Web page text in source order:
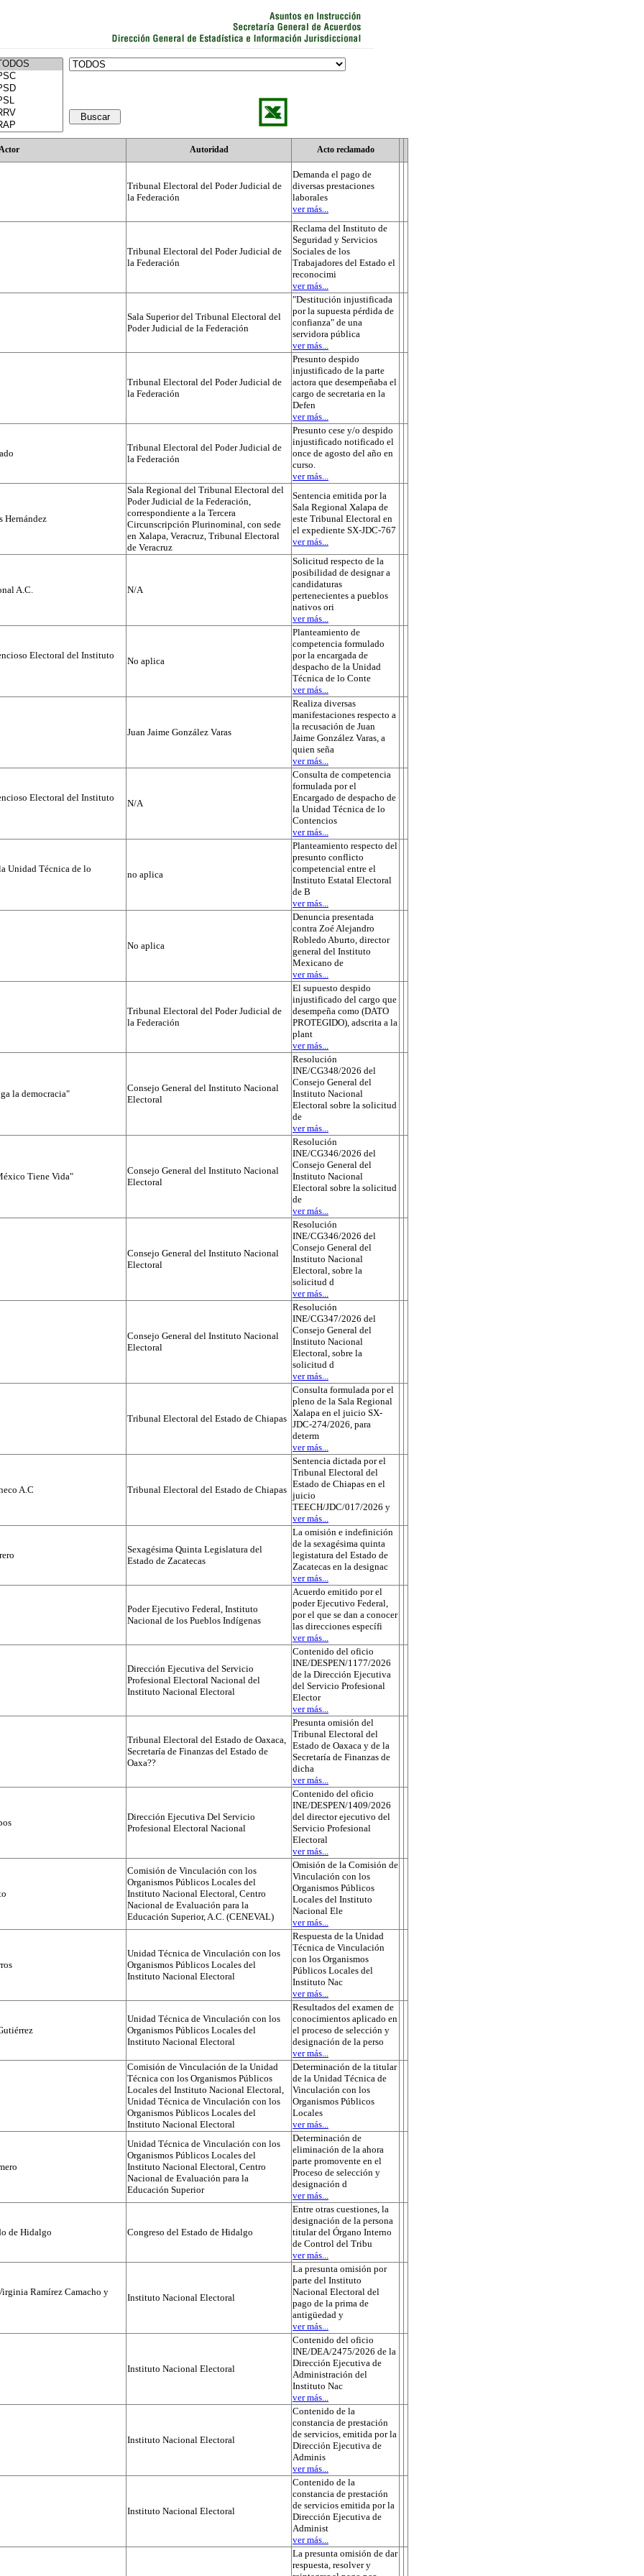
Autoridad Acto reclamado
Tribunal Electoral del Poder Judicial de
la Federación
Demanda el pago de
diversas prestaciones
laborales
ver más...
Tribunal Electoral del Poder Judicial de
la Federación
Reclama del Instituto de
Seguridad y Servicios
Sociales de los
Trabajadores del Estado el
reconocimi
ver más...
Sala Superior del Tribunal Electoral del
Poder Judicial de la Federación
"Destitución injustificada
por la supuesta pérdida de
confianza" de una
servidora pública
ver más...
Tribunal Electoral del Poder Judicial de
la Federación
Presunto despido
injustificado de la parte
actora que desempeñaba el
cargo de secretaria en la
Defen
ver más...
Tribunal Electoral del Poder Judicial de
la Federación
Presunto cese y/o despido
injustificado notificado el
once de agosto del año en
curso.
ver más...
Hernández
Sala Regional del Tribunal Electoral del
Poder Judicial de la Federación,
correspondiente a la Tercera
Circunscripción Plurinominal, con sede
en Xalapa, Veracruz, Tribunal Electoral
de Veracruz
Sentencia emitida por la
Sala Regional Xalapa de
este Tribunal Electoral en
el expediente SX-JDC-767
ver más...
A.C. N/A
Solicitud respecto de la
posibilidad de designar a
candidaturas
pertenecientes a pueblos
nativos ori
ver más...
Electoral del Instituto
No aplica
Planteamiento de
competencia formulado
por la encargada de
despacho de la Unidad
Técnica de lo Conte
ver más...
Juan Jaime González Varas
Realiza diversas
manifestaciones respecto a
la recusación de Juan
Jaime González Varas, a
quien seña
ver más...
Electoral del Instituto
N/A
Consulta de competencia
formulada por el
Encargado de despacho de
la Unidad Técnica de lo
Contencios
ver más...
Unidad Técnica de lo
no aplica
Planteamiento respecto del
presunto conflicto
competencial entre el
Instituto Estatal Electoral
de B
ver más...
No aplica
Denuncia presentada
contra Zoé Alejandro
Robledo Aburto, director
general del Instituto
Mexicano de
ver más...
Tribunal Electoral del Poder Judicial de
la Federación
El supuesto despido
injustificado del cargo que
desempeña como (DATO
PROTEGIDO), adscrita a la
plant
ver más...
la democracia"
Consejo General del Instituto Nacional
Electoral
Resolución
INE/CG348/2026 del
Consejo General del
Instituto Nacional
Electoral sobre la solicitud
de
ver más...
Tiene Vida"
Consejo General del Instituto Nacional
Electoral
Resolución
INE/CG346/2026 del
Consejo General del
Instituto Nacional
Electoral sobre la solicitud
de
ver más...
Consejo General del Instituto Nacional
Electoral
Resolución
INE/CG346/2026 del
Consejo General del
Instituto Nacional
Electoral, sobre la
solicitud d
ver más...
Consejo General del Instituto Nacional
Electoral
Resolución
INE/CG347/2026 del
Consejo General del
Instituto Nacional
Electoral, sobre la
solicitud d
ver más...
Tribunal Electoral del Estado de Chiapas
Consulta formulada por el
pleno de la Sala Regional
Xalapa en el juicio SX-
JDC-274/2026, para
determ
ver más...
A.C Tribunal Electoral del Estado de Chiapas
Sentencia dictada por el
Tribunal Electoral del
Estado de Chiapas en el
juicio
TEECH/JDC/017/2026 y
ver más...
Sexagésima Quinta Legislatura del
Estado de Zacatecas
La omisión e indefinición
de la sexagésima quinta
legistatura del Estado de
Zacatecas en la designac
ver más...
Poder Ejecutivo Federal, Instituto
Nacional de los Pueblos Indígenas
Acuerdo emitido por el
poder Ejecutivo Federal,
por el que se dan a conocer
las direcciones específi
ver más...
Dirección Ejecutiva del Servicio
Profesional Electoral Nacional del
Instituto Nacional Electoral
Contenido del oficio
INE/DESPEN/1177/2026
de la Dirección Ejecutiva
del Servicio Profesional
Elector
ver más...
Tribunal Electoral del Estado de Oaxaca,
Secretaría de Finanzas del Estado de
Oaxa??
Presunta omisión del
Tribunal Electoral del
Estado de Oaxaca y de la
Secretaría de Finanzas de
dicha
ver más...
Dirección Ejecutiva Del Servicio
Profesional Electoral Nacional
Contenido del oficio
INE/DESPEN/1409/2026
del director ejecutivo del
Servicio Profesional
Electoral
ver más...
Comisión de Vinculación con los
Organismos Públicos Locales del
Instituto Nacional Electoral, Centro
Nacional de Evaluación para la
Educación Superior, A.C. (CENEVAL)
Omisión de la Comisión de
Vinculación con los
Organismos Públicos
Locales del Instituto
Nacional Ele
ver más...
Unidad Técnica de Vinculación con los
Organismos Públicos Locales del
Instituto Nacional Electoral
Respuesta de la Unidad
Técnica de Vinculación
con los Organismos
Públicos Locales del
Instituto Nac
ver más...
Unidad Técnica de Vinculación con los
Organismos Públicos Locales del
Instituto Nacional Electoral
Resultados del examen de
conocimientos aplicado en
el proceso de selección y
designación de la perso
ver más...
Comisión de Vinculación de la Unidad
Técnica con los Organismos Públicos
Locales del Instituto Nacional Electoral,
Unidad Técnica de Vinculación con los
Organismos Públicos Locales del
Instituto Nacional Electoral
Determinación de la titular
de la Unidad Técnica de
Vinculación con los
Organismos Públicos
Locales
ver más...
Unidad Técnica de Vinculación con los
Organismos Públicos Locales del
Instituto Nacional Electoral, Centro
Nacional de Evaluación para la
Educación Superior
Determinación de
eliminación de la ahora
parte promovente en el
Proceso de selección y
designación d
ver más...
de Hidalgo Congreso del Estado de Hidalgo
Entre otras cuestiones, la
designación de la persona
titular del Órgano Interno
de Control del Tribu
ver más...
Ramírez Camacho y
Instituto Nacional Electoral
La presunta omisión por
parte del Instituto
Nacional Electoral del
pago de la prima de
antigüedad y
ver más...
Instituto Nacional Electoral
Contenido del oficio
INE/DEA/2475/2026 de la
Dirección Ejecutiva de
Administración del
Instituto Nac
ver más...
Instituto Nacional Electoral
Contenido de la
constancia de prestación
de servicios, emitida por la
Dirección Ejecutiva de
Adminis
ver más...
Instituto Nacional Electoral
Contenido de la
constancia de prestación
de servicios emitida por la
Dirección Ejecutiva de
Administ
ver más...
La presunta omisión de dar
respuesta, resolver y